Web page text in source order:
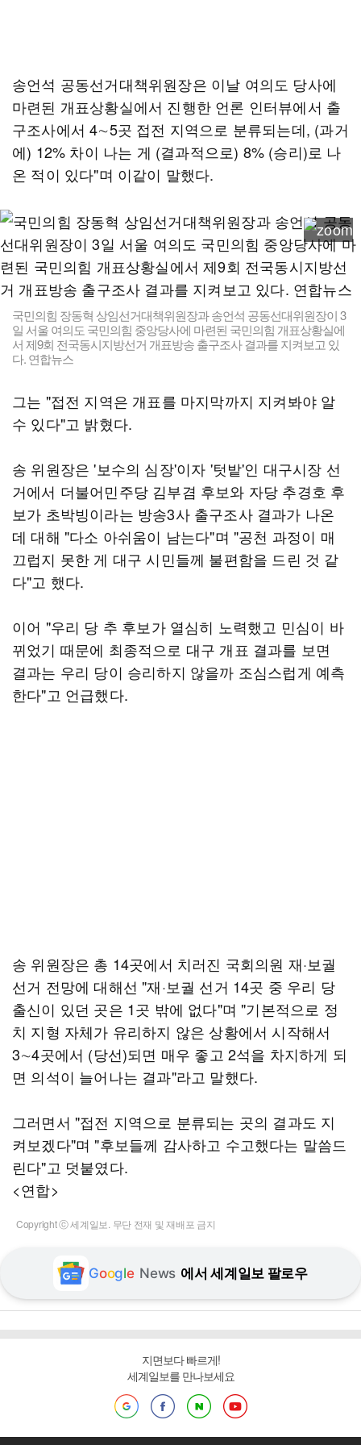
송언석 공동선거대책위원장은 이날 여의도 당사에
마련된 개표상황실에서 진행한 언론 인터뷰에서 출
구조사에서 4∼5곳 접전 지역으로 분류되는데, (과거
에) 12% 차이 나는 게 (결과적으로) 8% (승리)로 나
온 적이 있다"며 이같이 말했다.
국민의힘 장동혁 상임선거대책위원장과 송언석 공동선대위원장이 3
일 서울 여의도 국민의힘 중앙당사에 마련된 국민의힘 개표상황실에
서 제9회 전국동시지방선거 개표방송 출구조사 결과를 지켜보고 있
다. 연합뉴스
그는 "접전 지역은 개표를 마지막까지 지켜봐야 알
수 있다"고 밝혔다.
송 위원장은 '보수의 심장'이자 '텃밭'인 대구시장 선
거에서 더불어민주당 김부겸 후보와 자당 추경호 후
보가 초박빙이라는 방송3사 출구조사 결과가 나온
데 대해 "다소 아쉬움이 남는다"며 "공천 과정이 매
끄럽지 못한 게 대구 시민들께 불편함을 드린 것 같
다"고 했다.
이어 "우리 당 추 후보가 열심히 노력했고 민심이 바
뀌었기 때문에 최종적으로 대구 개표 결과를 보면
결과는 우리 당이 승리하지 않을까 조심스럽게 예측
한다"고 언급했다.
송 위원장은 총 14곳에서 치러진 국회의원 재·보궐
선거 전망에 대해선 "재·보궐 선거 14곳 중 우리 당
출신이 있던 곳은 1곳 밖에 없다"며 "기본적으로 정
치 지형 자체가 유리하지 않은 상황에서 시작해서
3∼4곳에서 (당선)되면 매우 좋고 2석을 차지하게 되
면 의석이 늘어나는 결과"라고 말했다.
그러면서 "접전 지역으로 분류되는 곳의 결과도 지
켜보겠다"며 "후보들께 감사하고 수고했다는 말씀드
린다"고 덧붙였다.
<연합>
Copyright ⓒ 세계일보. 무단 전재 및 재배포 금지
Google News 에서 세계일보 팔로우
지면보다 빠르게!
세계일보를 만나보세요